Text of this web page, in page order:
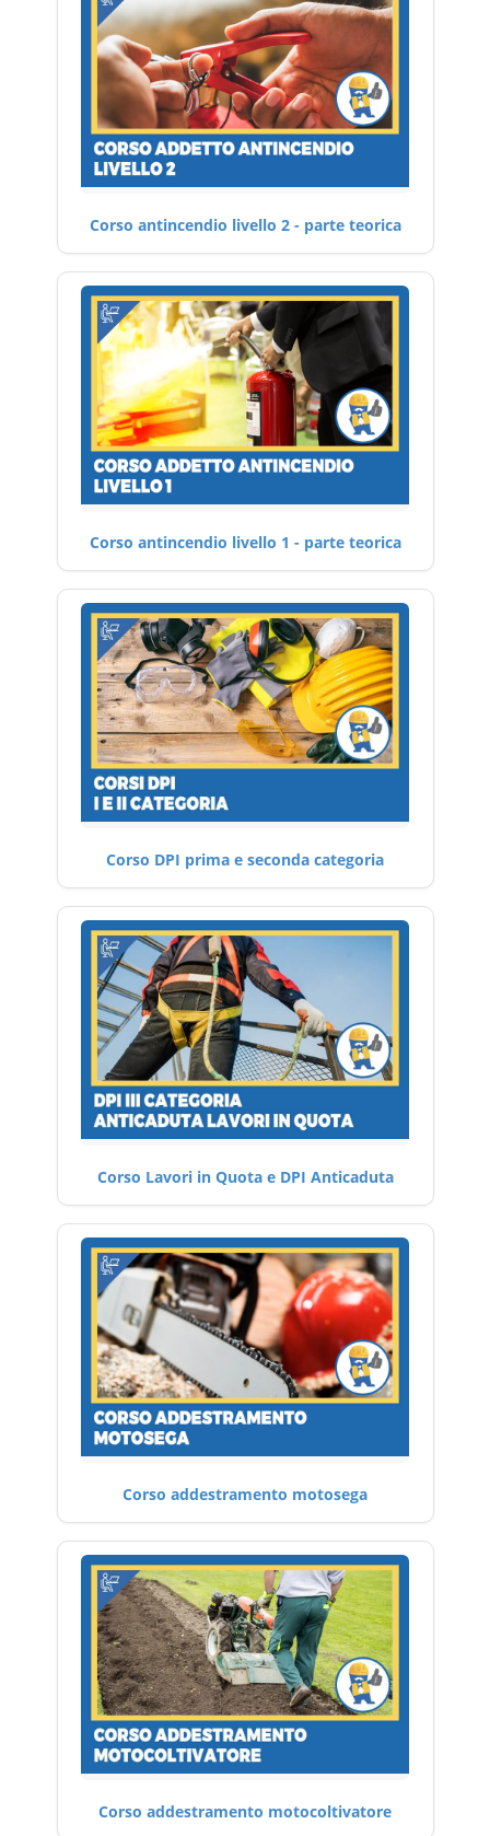
Corso antincendio livello 2 - parte teorica
Corso antincendio livello 1 - parte teorica
Corso DPI prima e seconda categoria
Corso Lavori in Quota e DPI Anticaduta
Corso addestramento motosega
Corso addestramento motocoltivatore